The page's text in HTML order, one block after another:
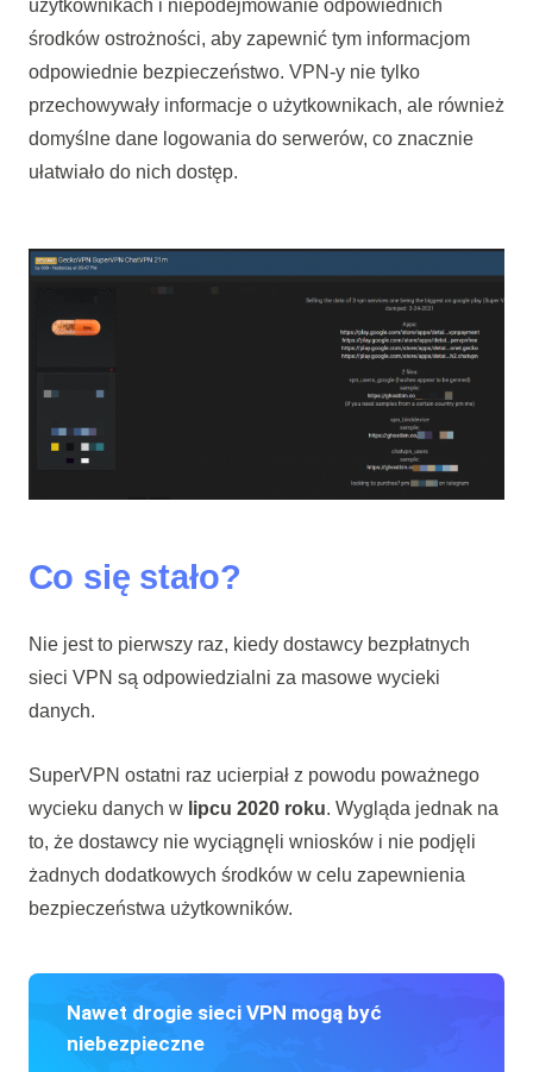
użytkownikach i niepodejmowanie odpowiednich
środków ostrożności, aby zapewnić tym informacjom
odpowiednie bezpieczeństwo. VPN-y nie tylko
przechowywały informacje o użytkownikach, ale również
domyślne dane logowania do serwerów, co znacznie
ułatwiało do nich dostęp.
Co się stało?
Nie jest to pierwszy raz, kiedy dostawcy bezpłatnych
sieci VPN są odpowiedzialni za masowe wycieki
danych.
SuperVPN ostatni raz ucierpiał z powodu poważnego
wycieku danych w lipcu 2020 roku. Wygląda jednak na
to, że dostawcy nie wyciągnęli wniosków i nie podjęli
żadnych dodatkowych środków w celu zapewnienia
bezpieczeństwa użytkowników.
Nawet drogie sieci VPN mogą być
niebezpieczne